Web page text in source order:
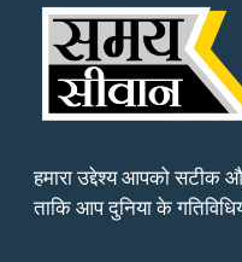
हमारा उद्देश्य आपको सटीक
ताकि आप दुनिया के